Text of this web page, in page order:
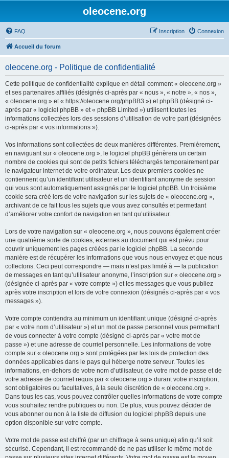
oleocene.org
FAQ Connexion
Inscription
Accueil du forum
oleocene.org - Politique de confidentialité
Cette politique de confidentialité explique en détail comment « oleocene.org »
et ses partenaires affiliés (désignés ci-après par « nous », « notre », « nos »,
« oleocene.org » et « https://oleocene.org/phpBB3 ») et phpBB (désigné ci-
après par « logiciel phpBB » et « phpBB Limited ») utilisent toutes les
informations collectées lors des sessions d’utilisation de votre part (désignées
ci-après par « vos informations »).
Vos informations sont collectées de deux manières différentes. Premièrement,
en naviguant sur « oleocene.org », le logiciel phpBB génèrera un certain
nombre de cookies qui sont de petits fichiers téléchargés temporairement par
le navigateur internet de votre ordinateur. Les deux premiers cookies ne
contiennent qu’un identifiant utilisateur et un identifiant anonyme de session
qui vous sont automatiquement assignés par le logiciel phpBB. Un troisième
cookie sera créé lors de votre navigation sur les sujets de « oleocene.org »,
archivant de ce fait tous les sujets que vous avez consultés et permettant
d’améliorer votre confort de navigation en tant qu’utilisateur.
Lors de votre navigation sur « oleocene.org », nous pouvons également créer
une quatrième sorte de cookies, externes au document qui est prévu pour
couvrir uniquement les pages créées par le logiciel phpBB. La seconde
manière est de récupérer les informations que vous nous envoyez et que nous
collectons. Ceci peut correspondre — mais n’est pas limité à — la publication
de messages en tant qu’utilisateur anonyme, l’inscription sur « oleocene.org »
(désignée ci-après par « votre compte ») et les messages que vous publiez
après votre inscription et lors de votre connexion (désignés ci-après par « vos
messages »).
Votre compte contiendra au minimum un identifiant unique (désigné ci-après
par « votre nom d’utilisateur ») et un mot de passe personnel vous permettant
de vous connecter à votre compte (désigné ci-après par « votre mot de
passe ») et une adresse de courriel personnelle. Les informations de votre
compte sur « oleocene.org » sont protégées par les lois de protection des
données applicables dans le pays qui héberge notre serveur. Toutes les
informations, en-dehors de votre nom d’utilisateur, de votre mot de passe et de
votre adresse de courriel requis par « oleocene.org » durant votre inscription,
sont obligatoires ou facultatives, à la seule discrétion de « oleocene.org ».
Dans tous les cas, vous pouvez contrôler quelles informations de votre compte
vous souhaitez rendre publiques ou non. De plus, vous pouvez décider de
vous abonner ou non à la liste de diffusion du logiciel phpBB depuis une
option disponible sur votre compte.
Votre mot de passe est chiffré (par un chiffrage à sens unique) afin qu’il soit
sécurisé. Cependant, il est recommandé de ne pas utiliser le même mot de